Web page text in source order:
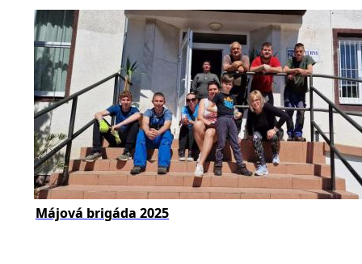
Májová brigáda 2025